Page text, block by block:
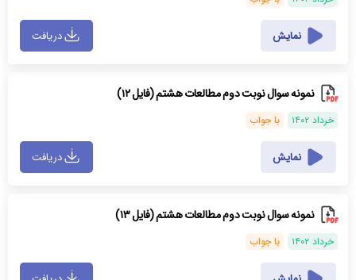
نمایش دریافت
نمونه سوال نوبت دوم مطالعات هشتم (فایل ۱۲)
خرداد ۱۴۰۲ با جواب
نمایش دریافت
نمونه سوال نوبت دوم مطالعات هشتم (فایل ۱۳)
خرداد ۱۴۰۲ با جواب